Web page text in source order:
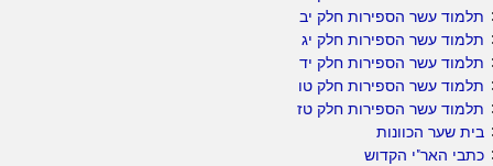
תלמוד עשר הספירות חלק יב
תלמוד עשר הספירות חלק יג
תלמוד עשר הספירות חלק יד
תלמוד עשר הספירות חלק טו
תלמוד עשר הספירות חלק טז
בית שער הכוונות
כתבי האר"י הקדוש